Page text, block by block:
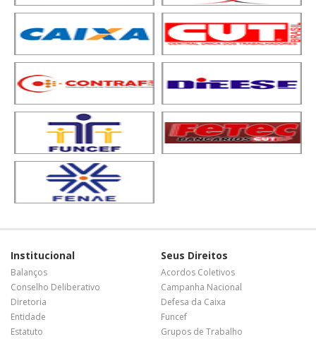
Institucional
Balanços
Conselho Deliberativo
Diretoria
Entidade
Estatuto
Seus Direitos
Acordos Coletivos
Campanha Nacional
Defesa da Caixa
Funcef
Grupos de Trabalho